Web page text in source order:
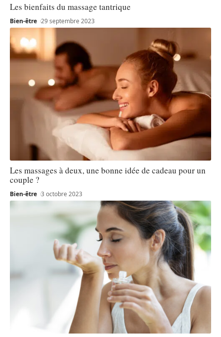
Les bienfaits du massage tantrique
Bien-être 29 septembre 2023
Les massages à deux, une bonne idée de cadeau pour un
couple ?
Bien-être 3 octobre 2023